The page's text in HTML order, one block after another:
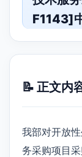
F1143]
📝 正文内
我部对开放
务采购项目